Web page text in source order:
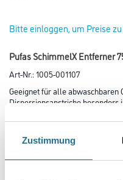
Zustimmung
Bitte einloggen, um Preise
Pufas SchimmelX Entferner
Art-Nr.:1005-001107
Geeignet für alle abwaschbaren
Dispersionsanstriche
Farbtonbezeichnung